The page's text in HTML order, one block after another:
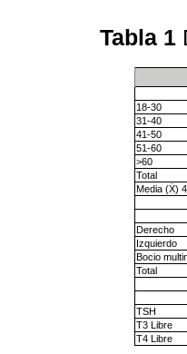
Tabla 1
18-30
31-40
41-50
51-60
>60
Total
Media (Ẋ)
Derecho
Izquierdo
Bocio
Total
TSH
T3 Libre
T4 Libre